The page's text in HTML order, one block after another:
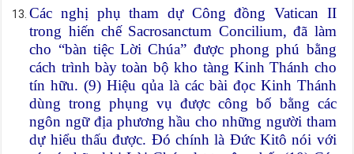
Các nghị phụ tham dự Công đồng Vatican II
trong hiến chế Sacrosanctum Concilium, đã làm
cho “bàn tiệc Lời Chúa” được phong phú bằng
cách trình bày toàn bộ kho tàng Kinh Thánh cho
tín hữu. (9) Hiệu qủa là các bài đọc Kinh Thánh
dùng trong phụng vụ được công bố bằng các
ngôn ngữ địa phương hầu cho những người tham
dự hiểu thấu được. Đó chính là Đức Kitô nói với